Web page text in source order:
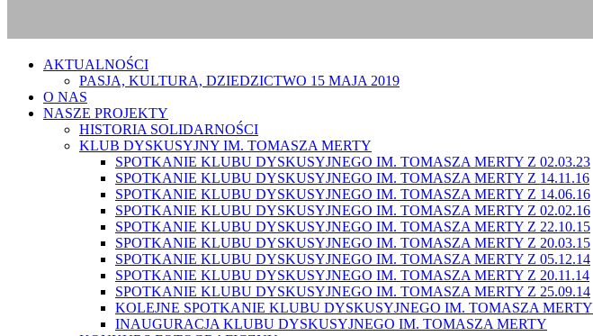
AKTUALNOŚCI
PASJA, KULTURA, DZIEDZICTWO 15 MAJA 2019
O NAS
NASZE PROJEKTY
HISTORIA SOLIDARNOŚCI
KLUB DYSKUSYJNY IM. TOMASZA MERTY
SPOTKANIE KLUBU DYSKUSYJNEGO IM. TOMASZA MERTY Z 02.03.23
SPOTKANIE KLUBU DYSKUSYJNEGO IM. TOMASZA MERTY Z 14.11.16
SPOTKANIE KLUBU DYSKUSYJNEGO IM. TOMASZA MERTY Z 14.06.16
SPOTKANIE KLUBU DYSKUSYJNEGO IM. TOMASZA MERTY Z 02.02.16
SPOTKANIE KLUBU DYSKUSYJNEGO IM. TOMASZA MERTY Z 22.10.15
SPOTKANIE KLUBU DYSKUSYJNEGO IM. TOMASZA MERTY Z 20.03.15
SPOTKANIE KLUBU DYSKUSYJNEGO IM. TOMASZA MERTY Z 05.12.14
SPOTKANIE KLUBU DYSKUSYJNEGO IM. TOMASZA MERTY Z 20.11.14
SPOTKANIE KLUBU DYSKUSYJNEGO IM. TOMASZA MERTY Z 25.09.14
KOLEJNE SPOTKANIE KLUBU DYSKUSYJNEGO IM. TOMASZA MERTY
INAUGURACJA KLUBU DYSKUSYJNEGO IM. TOMASZA MERTY